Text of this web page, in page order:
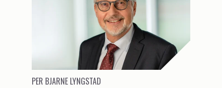
Personal Care & Cosmetics
Pharmaceutical Intermediates
Resins & Adhesives
PER BJARNE LYNGSTAD